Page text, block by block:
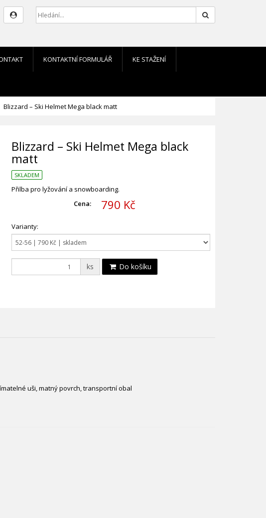
KONTAKTNÍ FORMULÁŘ KE STAŽENÍ
Blizzard – Ski Helmet Mega black matt
Blizzard – Ski Helmet Mega black
matt
SKLADEM
Přilba pro lyžování a snowboarding.
Cena:
790 Kč
Varianty:
ks Do košíku
uši, matný povrch, transportní obal